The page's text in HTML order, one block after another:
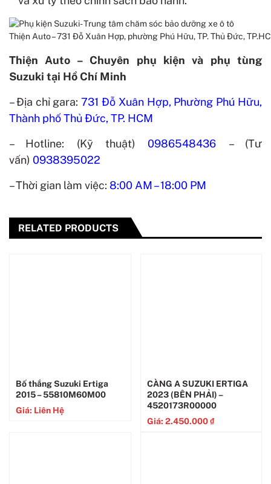
Thiện Auto – 731 Đỗ Xuân Hợp, phường Phú Hữu, TP. Thủ Đức,
Thiện Auto – Chuyên phụ kiện và phụ tùng
Suzuki tại Hồ Chí Minh
– Địa chỉ gara:731 Đỗ Xuân Hợp, Phường Phú Hữu,
Thành phố Thủ Đức, TP. HCM
– Hotline: (Kỹ thuật)0986548436 – (Tư
vấn) 0938395022
– Thời gian làm việc: 8:00 AM – 18:00 PM
RELATED PRODUCTS
Bố thắng Suzuki Ertiga
2015 – 55810M60M00
Giá: Liên Hệ
CÀNG A SUZUKI ERTIGA
2023 (BÊN PHẢI) –
4520173R00000
Giá: 2.450.000₫